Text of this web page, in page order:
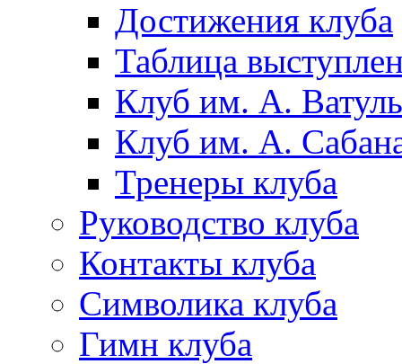
Достижения клуба
Таблица
Клуб им. А.
Клуб им. А.
Тренеры клуба
Руководство клуба
Контакты клуба
Символика клуба
Гимн клуба